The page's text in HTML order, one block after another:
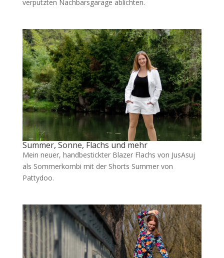
verputzten Nachbarsgarage ablichten.
Summer, Sonne, Flachs und mehr
Mein neuer, handbestickter Blazer Flachs von JusAsuj
als Sommerkombi mit der Shorts Summer von
Pattydoo.